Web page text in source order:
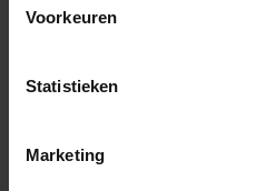
Voorkeuren
Statistieken
Marketing